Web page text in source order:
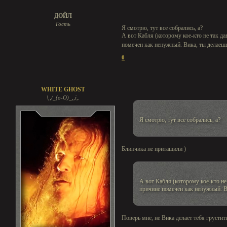
ДОЙЛ
Гость
Я смотрю, тут все собрались, а?
А вот Кабля (которому кое-кто не так
помечен как ненужный. Вика, ты
0
WHITE GHOST
\,,/_(o-O)_,,i,.
Я смотрю, тут все собрались, а?
Блинчика не притащили )
А вот Кабля (которому кое-кто
причине помечен как ненужный.
Поверь мне, не Вика делает тебя